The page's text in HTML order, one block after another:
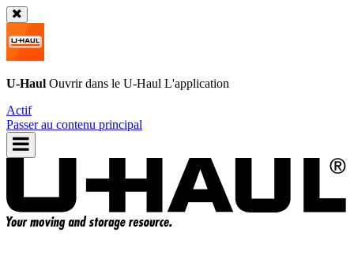
U-Haul Ouvrir dans le U-Haul L'application
Actif
Passer au contenu principal